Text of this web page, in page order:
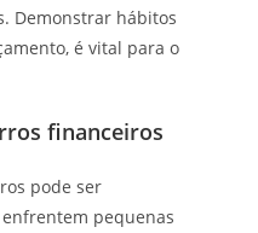
Demonstrar hábitos
é vital para o
financeiros
pode ser
pequenas